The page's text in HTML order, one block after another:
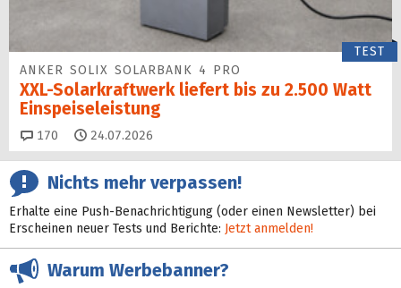
TEST
ANKER SOLIX SOLARBANK 4 PRO
XXL-Solarkraftwerk liefert bis zu 2.500 Watt
Einspeise­leistung
170 Kommentare
24.07.2026
Nichts mehr verpassen!
Erhalte eine Push-Benachrichtigung (oder einen Newsletter) bei
Erscheinen neuer Tests und Berichte: Jetzt anmelden!
Warum Werbebanner?